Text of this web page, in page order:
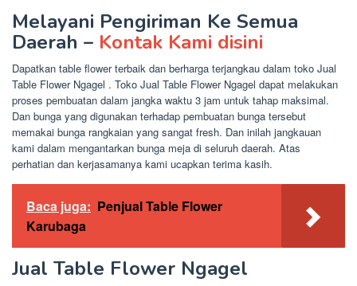
Melayani Pengiriman Ke Semua
Daerah – Kontak Kami disini
Dapatkan table flower terbaik dan berharga terjangkau dalam toko Jual
Table Flower Ngagel . Toko Jual Table Flower Ngagel dapat melakukan
proses pembuatan dalam jangka waktu 3 jam untuk tahap maksimal.
Dan bunga yang digunakan terhadap pembuatan bunga tersebut
memakai bunga rangkaian yang sangat fresh. Dan inilah jangkauan
kami dalam mengantarkan bunga meja di seluruh daerah. Atas
perhatian dan kerjasamanya kami ucapkan terima kasih.
Baca juga: Penjual Table Flower
Karubaga
Jual Table Flower Ngagel